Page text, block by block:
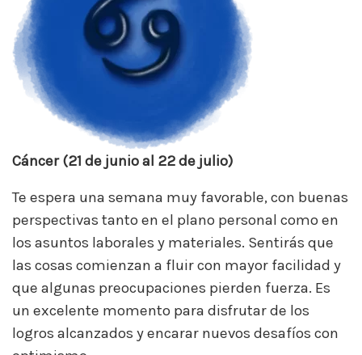
Cáncer (21 de junio al 22 de julio)
Te espera una semana muy favorable, con buenas
perspectivas tanto en el plano personal como en
los asuntos laborales y materiales. Sentirás que
las cosas comienzan a fluir con mayor facilidad y
que algunas preocupaciones pierden fuerza. Es
un excelente momento para disfrutar de los
logros alcanzados y encarar nuevos desafíos con